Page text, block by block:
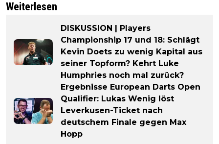
Weiterlesen
DISKUSSION | Players
Championship 17 und 18: Schlägt
Kevin Doets zu wenig Kapital aus
seiner Topform? Kehrt Luke
Humphries noch mal zurück?
Ergebnisse European Darts Open
Qualifier: Lukas Wenig löst
Leverkusen-Ticket nach
deutschem Finale gegen Max
Hopp